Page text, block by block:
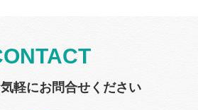
軽にお問合せください